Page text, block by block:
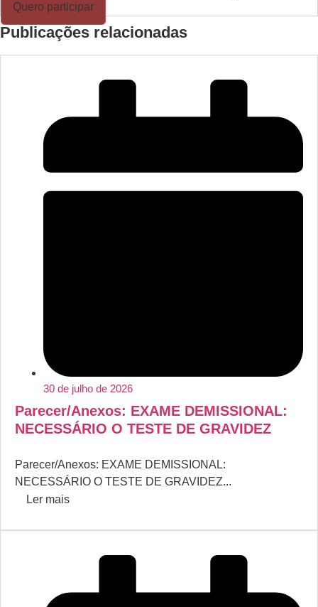
Quero participar
Publicações relacionadas
30 de julho de 2026
Parecer/Anexos: EXAME DEMISSIONAL:
NECESSÁRIO O TESTE DE GRAVIDEZ
Parecer/Anexos: EXAME DEMISSIONAL:
NECESSÁRIO O TESTE DE GRAVIDEZ...
Ler mais